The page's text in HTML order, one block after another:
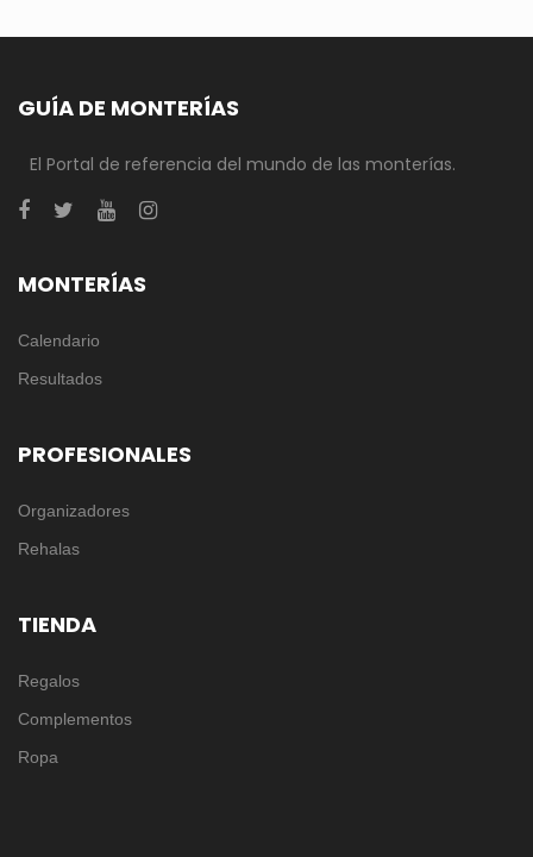
GUÍA DE MONTERÍAS
El Portal de referencia del mundo de las monterías.
MONTERÍAS
Calendario
Resultados
PROFESIONALES
Organizadores
Rehalas
TIENDA
Regalos
Complementos
Ropa